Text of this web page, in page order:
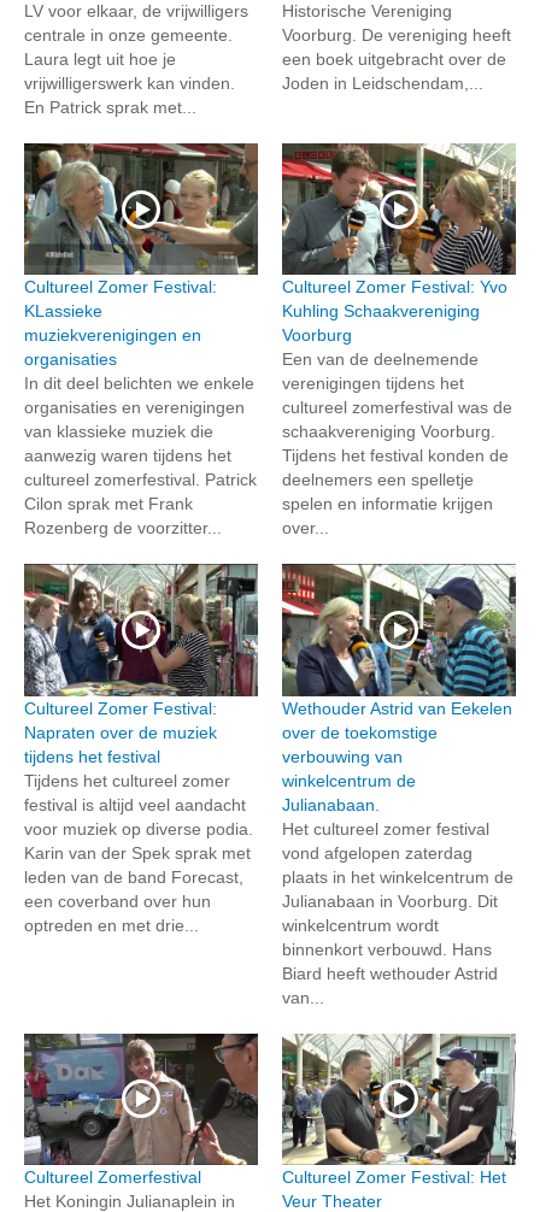
LV voor elkaar, de vrijwilligers
centrale in onze gemeente.
Laura legt uit hoe je
vrijwilligerswerk kan vinden.
En Patrick sprak met...
Historische Vereniging
Voorburg. De vereniging heeft
een boek uitgebracht over de
Joden in Leidschendam,...
Cultureel Zomer Festival:
KLassieke
muziekverenigingen en
organisaties
In dit deel belichten we enkele
organisaties en verenigingen
van klassieke muziek die
aanwezig waren tijdens het
cultureel zomerfestival. Patrick
Cilon sprak met Frank
Rozenberg de voorzitter...
Cultureel Zomer Festival: Yvo
Kuhling Schaakvereniging
Voorburg
Een van de deelnemende
verenigingen tijdens het
cultureel zomerfestival was de
schaakvereniging Voorburg.
Tijdens het festival konden de
deelnemers een spelletje
spelen en informatie krijgen
over...
Cultureel Zomer Festival:
Napraten over de muziek
tijdens het festival
Tijdens het cultureel zomer
festival is altijd veel aandacht
voor muziek op diverse podia.
Karin van der Spek sprak met
leden van de band Forecast,
een coverband over hun
optreden en met drie...
Wethouder Astrid van Eekelen
over de toekomstige
verbouwing van
winkelcentrum de
Julianabaan.
Het cultureel zomer festival
vond afgelopen zaterdag
plaats in het winkelcentrum de
Julianabaan in Voorburg. Dit
winkelcentrum wordt
binnenkort verbouwd. Hans
Biard heeft wethouder Astrid
van...
Cultureel Zomerfestival
Het Koningin Julianaplein in
Cultureel Zomer Festival: Het
Veur Theater